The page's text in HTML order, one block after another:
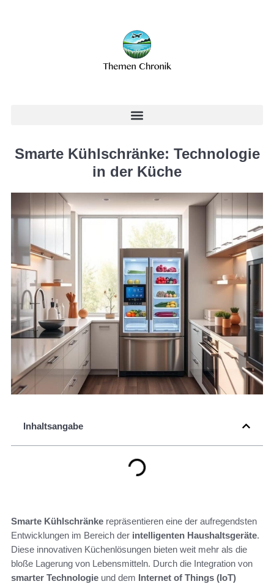
Smarte Kühlschränke: Technologie
in der Küche
Inhaltsangabe
Smarte Kühlschränke repräsentieren eine der aufregendsten
Entwicklungen im Bereich der intelligenten Haushaltsgeräte.
Diese innovativen Küchenlösungen bieten weit mehr als die
bloße Lagerung von Lebensmitteln. Durch die Integration von
smarter Technologie und dem Internet of Things (IoT)